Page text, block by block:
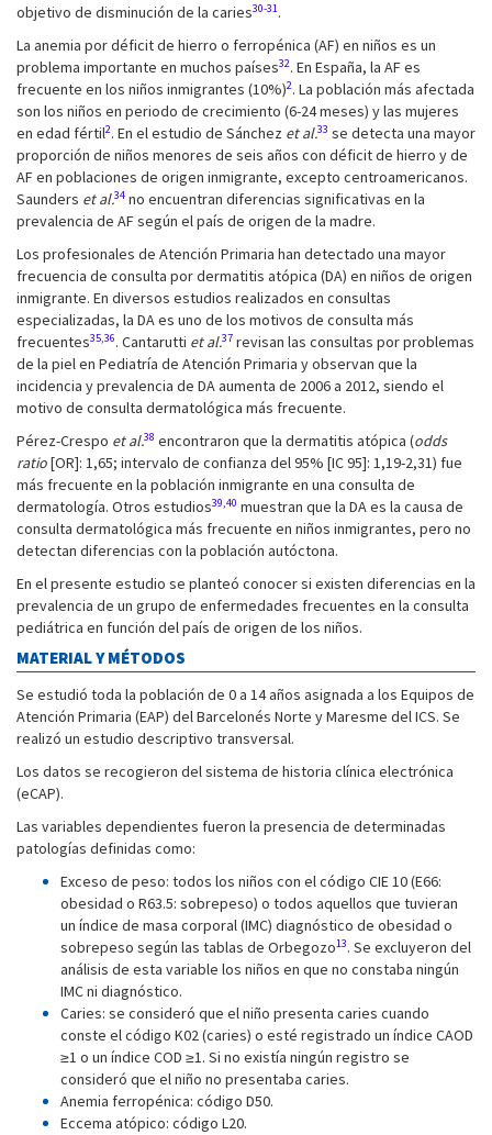
objetivo de disminución de la caries30-31.
La anemia por déficit de hierro o ferropénica (AF) en niños es un
problema importante en muchos países32. En España, la AF es
frecuente en los niños inmigrantes (10%)2. La población más afectada
son los niños en periodo de crecimiento (6-24 meses) y las mujeres
en edad fértil2. En el estudio de Sánchez et al.33 se detecta una mayor
proporción de niños menores de seis años con déficit de hierro y de
AF en poblaciones de origen inmigrante, excepto centroamericanos.
Saunders et al.34 no encuentran diferencias significativas en la
prevalencia de AF según el país de origen de la madre.
Los profesionales de Atención Primaria han detectado una mayor
frecuencia de consulta por dermatitis atópica (DA) en niños de origen
inmigrante. En diversos estudios realizados en consultas
especializadas, la DA es uno de los motivos de consulta más
frecuentes35,36. Cantarutti et al.37 revisan las consultas por problemas
de la piel en Pediatría de Atención Primaria y observan que la
incidencia y prevalencia de DA aumenta de 2006 a 2012, siendo el
motivo de consulta dermatológica más frecuente.
Pérez-Crespo et al.38 encontraron que la dermatitis atópica (odds
ratio[OR]: 1,65; intervalo de confianza del 95% [IC 95]: 1,19-2,31) fue
más frecuente en la población inmigrante en una consulta de
dermatología. Otros estudios39,40 muestran que la DA es la causa de
consulta dermatológica más frecuente en niños inmigrantes, pero no
detectan diferencias con la población autóctona.
En el presente estudio se planteó conocer si existen diferencias en la
prevalencia de un grupo de enfermedades frecuentes en la consulta
pediátrica en función del país de origen de los niños.
MATERIAL Y MÉTODOS
Se estudió toda la población de 0 a 14 años asignada a los Equipos de
Atención Primaria (EAP) del Barcelonés Norte y Maresme del ICS. Se
realizó un estudio descriptivo transversal.
Los datos se recogieron del sistema de historia clínica electrónica
(eCAP).
Las variables dependientes fueron la presencia de determinadas
patologías definidas como:
Exceso de peso: todos los niños con el código CIE 10 (E66:
obesidad o R63.5: sobrepeso) o todos aquellos que tuvieran
un índice de masa corporal (IMC) diagnóstico de obesidad o
sobrepeso según las tablas de Orbegozo13. Se excluyeron del
análisis de esta variable los niños en que no constaba ningún
IMC ni diagnóstico.
Caries: se consideró que el niño presenta caries cuando
conste el código K02 (caries) o esté registrado un índice CAOD
≥1 o un índice COD ≥1. Si no existía ningún registro se
consideró que el niño no presentaba caries.
Anemia ferropénica: código D50.
Eccema atópico: código L20.